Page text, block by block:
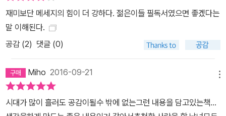
재미보단 메세지의 힘이 더 강하다. 젊은이들 필독서였으면 좋겠다는
말 이해된다.
공감 (2) 댓글 (0)
Miho 2016-09-21
시대가 많이 흘러도 공감이될수 밖에 없는그런 내용을 담고있는책...